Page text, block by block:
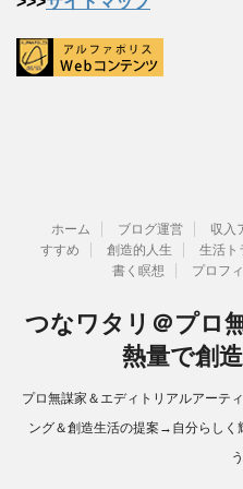
ホーム ブログ運営 収入
すすめ
創造的人生 生活ト
書く瞑想
プロフ
つなワタリ＠プロ
熱量で創
プロ無謀家＆エディトリアルアーテ
ング＆創造生活の提案→自分らしく